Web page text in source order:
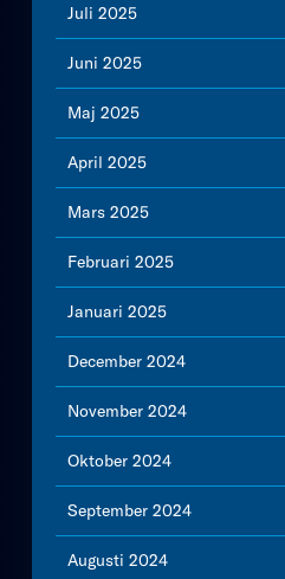
Juli 2025
Juni 2025
Maj 2025
April 2025
Mars 2025
Februari 2025
Januari 2025
December 2024
November 2024
Oktober 2024
September 2024
Augusti 2024